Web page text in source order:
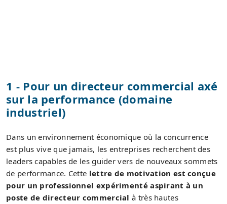
1 - Pour un directeur commercial axé
sur la performance (domaine
industriel)
Dans un environnement économique où la concurrence
est plus vive que jamais, les entreprises recherchent des
leaders capables de les guider vers de nouveaux sommets
de performance. Cette lettre de motivation est conçue
pour un professionnel expérimenté aspirant à un
poste de directeur commercial à très hautes